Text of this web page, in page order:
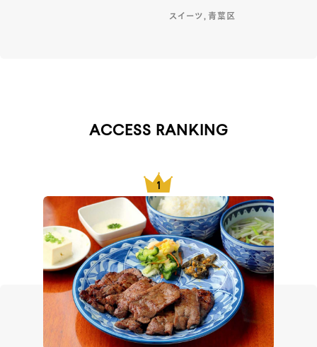
スイーツ, 青葉区
ACCESS RANKING